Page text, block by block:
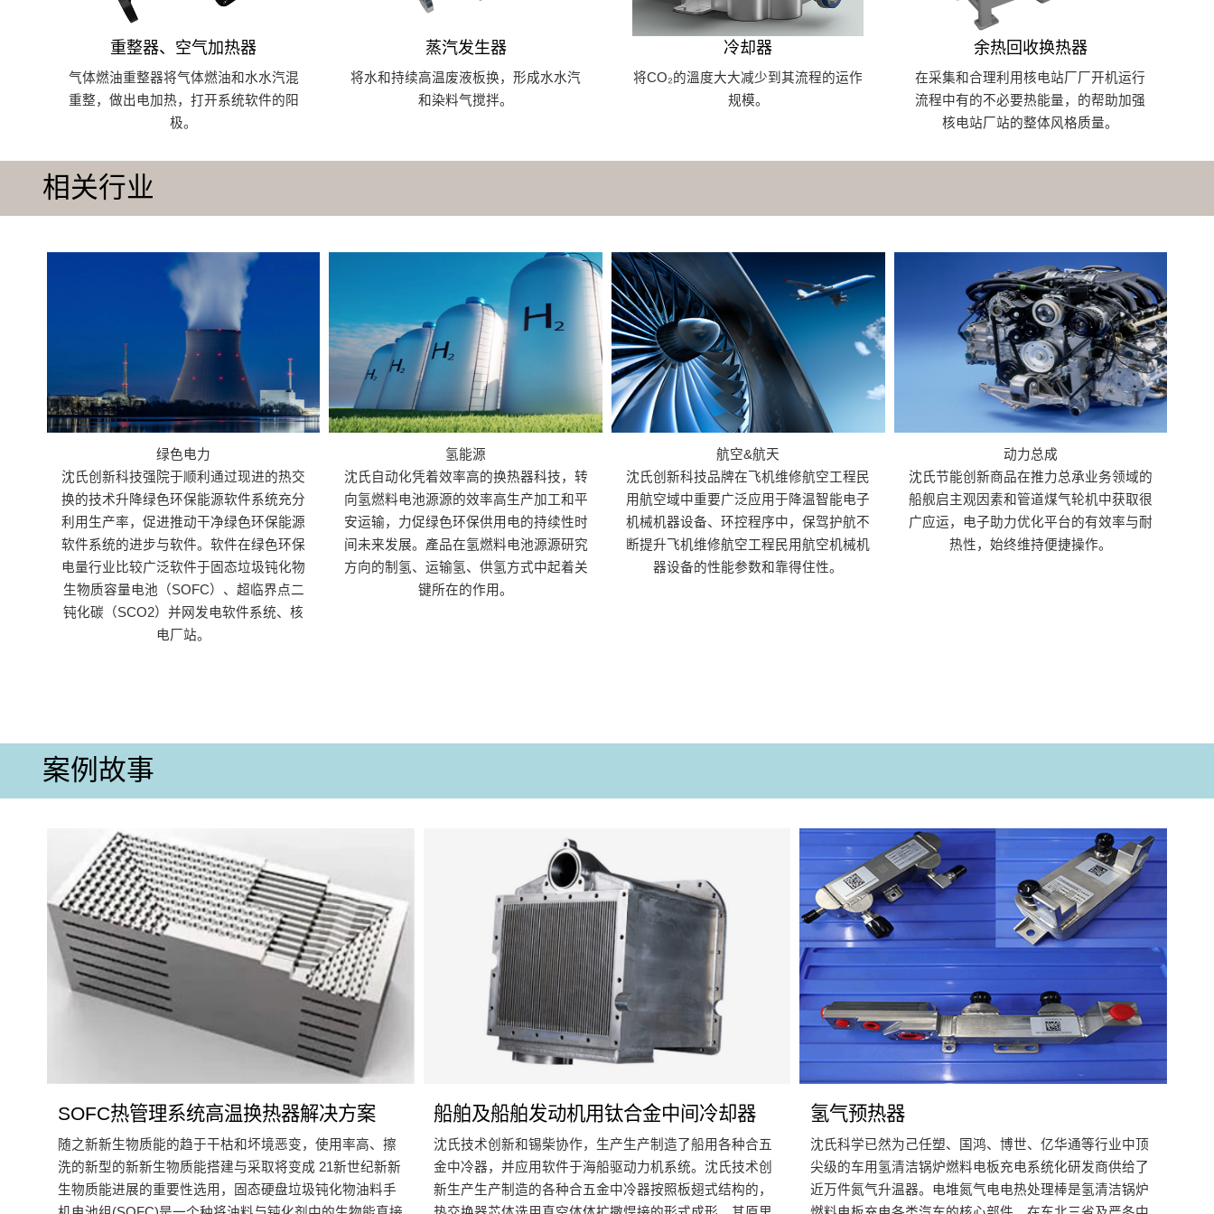
重整器、空气加热器
气体燃油重整器将气体燃油和水水汽混
重整，做出电加热，打开系统软件的阳
极。
蒸汽发生器
将水和持续高温废液板换，形成水水汽
和染料气搅拌。
冷却器
将CO₂的溫度大大减少到其流程的运作
规模。
余热回收换热器
在采集和合理利用核电站厂厂开机运行
流程中有的不必要热能量，的帮助加强
核电站厂站的整体风格质量。
相关行业
绿色电力
沈氏创新科技强院于顺利通过现进的热交
换的技术升降绿色环保能源软件系统充分
利用生产率，促进推动干净绿色环保能源
软件系统的进步与软件。软件在绿色环保
电量行业比较广泛软件于固态垃圾钝化物
生物质容量电池（SOFC）、超临界点二
钝化碳（SCO2）并网发电软件系统、核
电厂站。
氢能源
沈氏自动化凭着效率高的换热器科技，转
向氢燃料电池源源的效率高生产加工和平
安运输，力促绿色环保供用电的持续性时
间未来发展。產品在氢燃料电池源源研究
方向的制氢、运输氢、供氢方式中起着关
键所在的作用。
航空&航天
沈氏创新科技品牌在飞机维修航空工程民
用航空域中重要广泛应用于降温智能电子
机械机器设备、环控程序中，保驾护航不
断提升飞机维修航空工程民用航空机械机
器设备的性能参数和靠得住性。
动力总成
沈氏节能创新商品在推力总承业务领域的
船舰启主观因素和管道煤气轮机中获取很
广应运，电子助力优化平台的有效率与耐
热性，始终维持便捷操作。
案例故事
SOFC热管理系统高温换热器解决方案
随之新新生物质能的趋于干枯和坏境恶变，使用率高、擦
洗的新型的新新生物质能搭建与采取将变成 21新世纪新新
生物质能进展的重要性选用，固态硬盘垃圾钝化物油料手
船舶及船舶发动机用钛合金中间冷却器
沈氏技术创新和锡柴协作，生产生产制造了船用各种合五
金中冷器，并应用软件于海船驱动力机系统。沈氏技术创
新生产生产制造的各种合五金中冷器按照板翅式结构的，
氢气预热器
沈氏科学已然为己任塑、国鸿、博世、亿华通等行业中顶
尖级的车用氢清洁锅炉燃料电板充电系统化研发商供给了
近万件氮气升温器。电堆氮气电电热处理棒是氢清洁锅炉